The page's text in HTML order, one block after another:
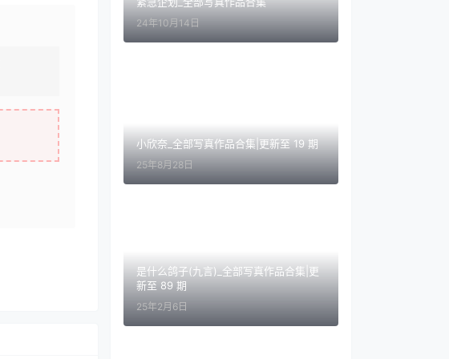
24年10月14日
小欣奈_全部写真作品合集|更新至 19 期
25年8月28日
是什么鸽子(九言)_全部写真作品合集|更
新至 89 期
25年2月6日